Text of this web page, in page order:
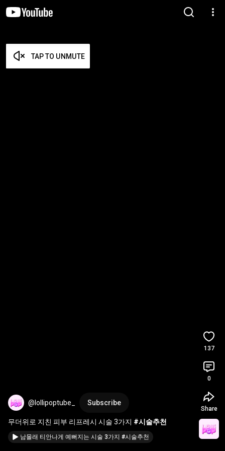
TAP TO UNMUTE
@lollipoptube_ Subscribe
무더위로 지친 피부 리프레시 시술 3가지 #시술추천
남몰래 티안나게 예뻐지는 시술 3가지 #시술추천
137
0
Share